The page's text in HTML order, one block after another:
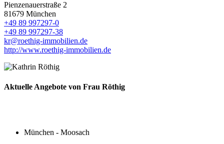
Pienzenauerstraße 2
81679 München
+49 89 997297-0
+49 89 997297-38
kr@roethig-immobilien.de
http://www.roethig-immobilien.de
Aktuelle Angebote von Frau Röthig
München - Moosach